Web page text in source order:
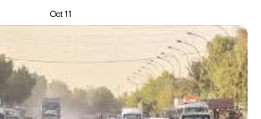
11
Oct